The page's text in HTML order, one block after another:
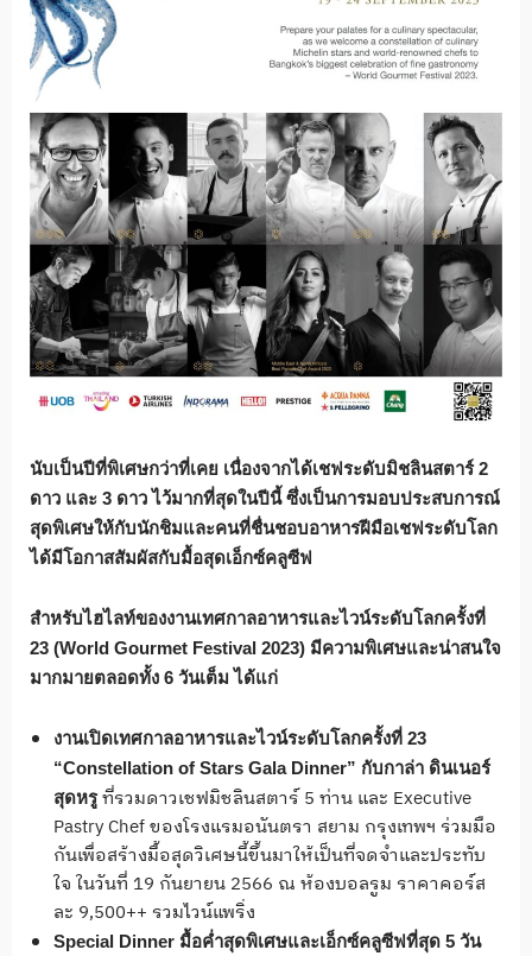
นับเป็นปีที่พิเศษกว่าที่เคย เนื่องจากได้เชฟระดับมิชลินสตาร์2
ดาว และ 3 ดาว ไว้มากที่สุดในปีนี้ ซึ่งเป็นการมอบประสบการณ์
สุดพิเศษให้กับนักชิมและคนที่ชื่นชอบอาหารฝีมือเชฟระดับโลก
ได้มีโอกาสสัมผัสกับมื้อสุดเอ็กซ์คลูซีฟ
สำหรับไฮไลท์ของงานเทศกาลอาหารและไวน์ระดับโลกครั้งที่
23 (World Gourmet Festival 2023) มีความพิเศษและน่าสนใจ
มากมายตลอดทั้ง 6 วันเต็ม ได้แก่
งานเปิดเทศกาลอาหารและไวน์ระดับโลกครั้งที่ 23
“Constellation of Stars Gala Dinner” กับกาล่า ดินเนอร์
สุดหรูที่รวมดาวเชฟมิชลินสตาร์ 5 ท่าน และ Executive
Pastry Chef ของโรงแรมอนันตรา สยาม กรุงเทพฯ ร่วมมือ
กันเพื่อสร้างมื้อสุดวิเศษนี้ขึ้นมาให้เป็นที่จดจำและประทับ
ใจ ในวันที่ 19 กันยายน 2566 ณ ห้องบอลรูม ราคาคอร์ส
ละ 9,500++ รวมไวน์แพริ่ง
Special Dinner มื้อค่ำสุดพิเศษและเอ็กซ์คลูซีฟที่สุด 5 วัน